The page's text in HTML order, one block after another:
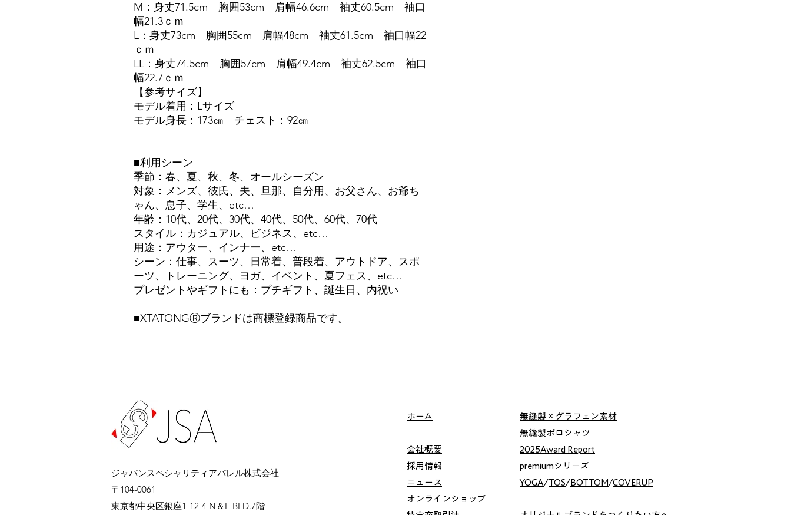
M：身丈71.5cm 胸囲53cm 肩幅46.6cm 袖丈60.5cm 袖口
幅21.3ｃｍ
L：身丈73cm 胸囲55cm 肩幅48cm 袖丈61.5cm 袖口幅22
ｃｍ
LL：身丈74.5cm 胸囲57cm 肩幅49.4cm 袖丈62.5cm 袖口
幅22.7ｃｍ
【参考サイズ】
モデル着用：Lサイズ
モデル身長：173㎝ チェスト：92㎝
■利用シーン
季節：春、夏、秋、冬、オールシーズン
対象：メンズ、彼氏、夫、旦那、自分用、お父さん、お爺ち
ゃん、息子、学生、etc…
年齢：10代、20代、30代、40代、50代、60代、70代
スタイル：カジュアル、ビジネス、etc…
用途：アウター、インナー、etc…
シーン：仕事、スーツ、日常着、普段着、アウトドア、スポ
ーツ、トレーニング、ヨガ、イベント、夏フェス、etc…
プレゼントやギフトにも：プチギフト、誕生日、内祝い
■XTATONGⓇブランドは商標登録商品です。
ジャパンスペシャリティアパレル株式会社
〒104-0061
東京都中央区銀座1-12-4 N＆E BLD.7階
ホーム
会社概要
採用情報
ニュース
オンラインショップ
無縫製×グラフェン素材
無縫製ポロシャツ
2025Award Report
premiumシリーズ
YOGA/TOS/ BOTTOM /COVERUP